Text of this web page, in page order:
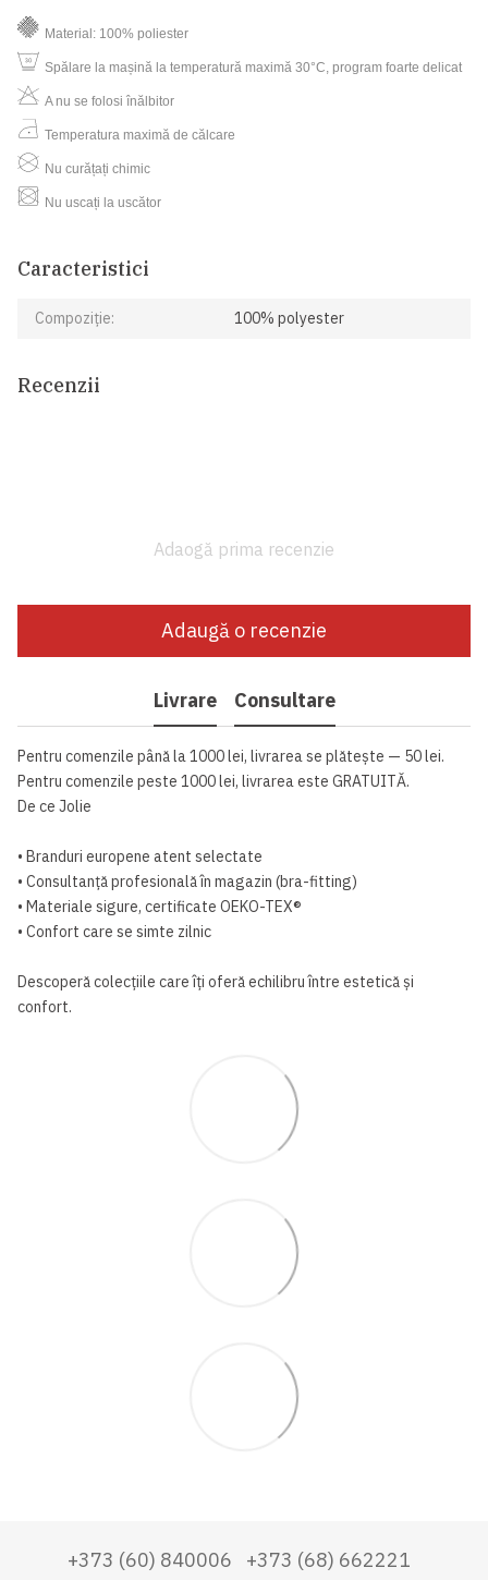
Material: 100% poliester
Spălare la mașină la temperatură maximă 30°C, program foarte delicat
A nu se folosi înălbitor
Temperatura maximă de călcare
Nu curățați chimic
Nu uscați la uscător
Caracteristici
Compoziție: 100% polyester
Recenzii
Adaogă prima recenzie
Adaugă o recenzie
Livrare Consultare
Pentru comenzile până la 1000 lei, livrarea se plătește — 50 lei.
Pentru comenzile peste 1000 lei, livrarea este GRATUITĂ.
De ce Jolie
• Branduri europene atent selectate
• Consultanță profesională în magazin (bra-fitting)
• Materiale sigure, certificate OEKO-TEX®
• Confort care se simte zilnic
Descoperă colecțiile care îți oferă echilibru între estetică și
confort.
+373 (60) 840006 +373 (68) 662221